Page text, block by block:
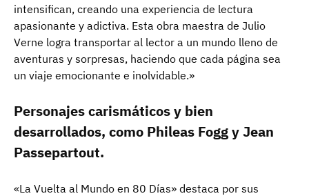
intensifican, creando una experiencia de lectura
apasionante y adictiva. Esta obra maestra de Julio
Verne logra transportar al lector a un mundo lleno de
aventuras y sorpresas, haciendo que cada página sea
un viaje emocionante e inolvidable.»
Personajes carismáticos y bien
desarrollados, como Phileas Fogg y Jean
Passepartout.
«La Vuelta al Mundo en 80 Días» destaca por sus